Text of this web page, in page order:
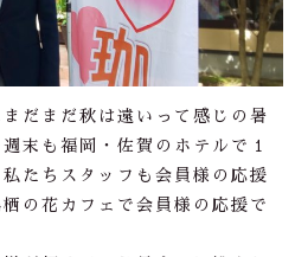
だまだ秋は遠いって感じの暑
末も福岡・佐賀のホテルで１
たちスタッフも会員様の応援
の花カフェで会員様の応援で